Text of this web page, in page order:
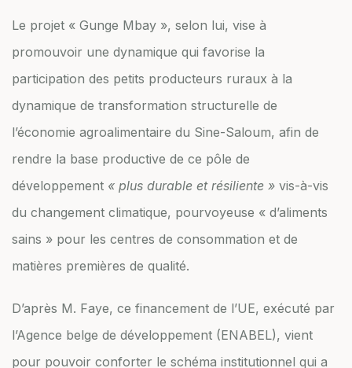
Le projet « Gunge Mbay », selon lui, vise à
promouvoir une dynamique qui favorise la
participation des petits producteurs ruraux à la
dynamique de transformation structurelle de
l’économie agroalimentaire du Sine-Saloum, afin de
rendre la base productive de ce pôle de
développement « plus durable et résiliente » vis-à-vis
du changement climatique, pourvoyeuse « d’aliments
sains » pour les centres de consommation et de
matières premières de qualité.
D’après M. Faye, ce financement de l’UE, exécuté par
l’Agence belge de développement (ENABEL), vient
pour pouvoir conforter le schéma institutionnel qui a